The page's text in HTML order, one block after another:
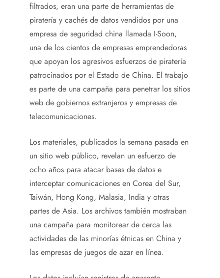
filtrados, eran una parte de herramientas de
piratería y cachés de datos vendidos por una
empresa de seguridad china llamada I-Soon,
una de los cientos de empresas emprendedoras
que apoyan los agresivos esfuerzos de piratería
patrocinados por el Estado de China. El trabajo
es parte de una campaña para penetrar los sitios
web de gobiernos extranjeros y empresas de
telecomunicaciones.
Los materiales, publicados la semana pasada en
un sitio web público, revelan un esfuerzo de
ocho años para atacar bases de datos e
interceptar comunicaciones en Corea del Sur,
Taiwán, Hong Kong, Malasia, India y otras
partes de Asia. Los archivos también mostraban
una campaña para monitorear de cerca las
actividades de las minorías étnicas en China y
las empresas de juegos de azar en línea.